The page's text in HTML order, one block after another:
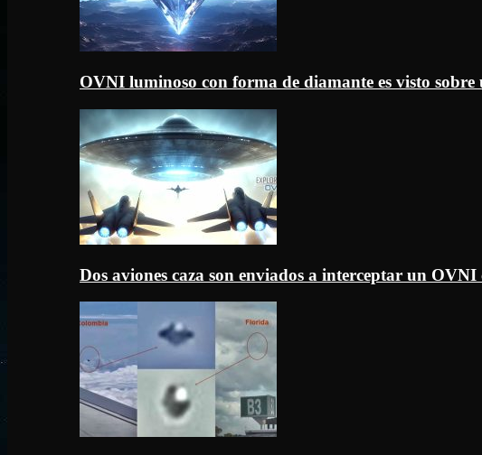
OVNI luminoso con forma de diamante es visto
Dos aviones caza son enviados a interceptar un